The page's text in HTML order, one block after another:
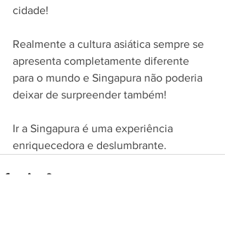
cidade!
Realmente a cultura asiática sempre se
apresenta completamente diferente
para o mundo e Singapura não poderia
deixar de surpreender também!
Ir a Singapura é uma experiência
enriquecedora e deslumbrante.